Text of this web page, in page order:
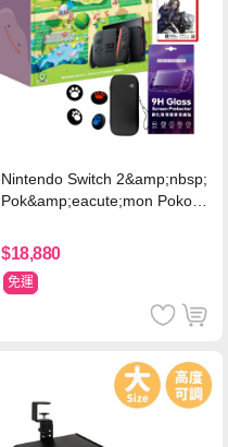
Nintendo Switch 2&amp;nbsp;
Pok&amp;eacute;mon Pokopi
影機+人機迷網
$18,880
免運